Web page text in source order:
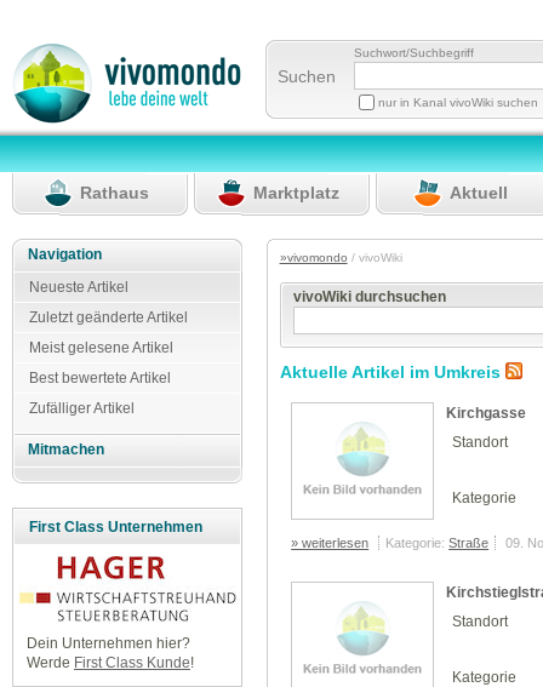
Suchen
Suchwort/Suchbegriff
nur in Kanal vivoWiki suchen
Rathaus Marktplatz Aktuell
Navigation
Neueste Artikel
Zuletzt geänderte Artikel
Meist gelesene Artikel
Best bewertete Artikel
Zufälliger Artikel
Mitmachen
First Class Unternehmen
Dein Unternehmen hier?
Werde First Class Kunde!
»vivomondo / vivoWiki
vivoWiki durchsuchen
Aktuelle Artikel im Umkreis
Kirchgasse
Standort
Kategorie
» weiterlesen Kategorie:Straße 09.
Standort
Kategorie